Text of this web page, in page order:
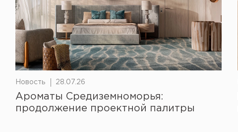
Новость 28.07.26
Ароматы Средиземноморья:
продолжение проектной палитры